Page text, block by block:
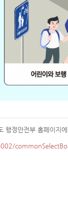
행정안전부 홈페이지